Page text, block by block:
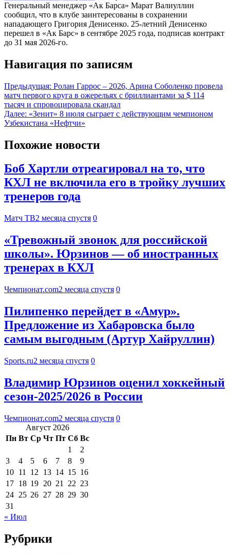
Генеральный менеджер «Ак Барса» Марат Валиуллин
сообщил, что в клубе заинтересованы в сохранении
нападающего Григория Денисенко. 25‑летний Денисенко
перешел в «Ак Барс» в сентябре 2025 года, подписав контракт
до 31 мая 2026‑го.
Навигация по записям
Предыдущая: Ролан Гаррос – 2026, Арина Соболенко провела
матч первого круга в ожерельях с бриллиантами за $ 114
тысяч и спровоцировала скандал
Далее: «Зенит» 8 июля сыграет с действующим чемпионом
Узбекистана «Нефтчи»
Похожие новости
Боб Хартли отреагировал на то, что
КХЛ не включила его в тройку лучших
тренеров года
Матч ТВ2 месяца спустя 0
«Тревожный звонок для российской
школы». Юрзинов — об иностранных
тренерах в КХЛ
Чемпионат.com2 месяца спустя 0
Пилипенко перейдет в «Амур».
Предложение из Хабаровска было
самым выгодным (Артур Хайруллин)
Sports.ru2 месяца спустя 0
Владимир Юрзинов оценил хоккейный
сезон-2025/2026 в России
Чемпионат.com2 месяца спустя 0
Август 2026
Пн Вт Ср Чт Пт Сб Вс
1
2
3
4 5 6 7 8
9
10 11 12 13 14 15 16
17 18 19 20 21 22 23
24 25 26 27 28 29 30
31
« Июл
Рубрики